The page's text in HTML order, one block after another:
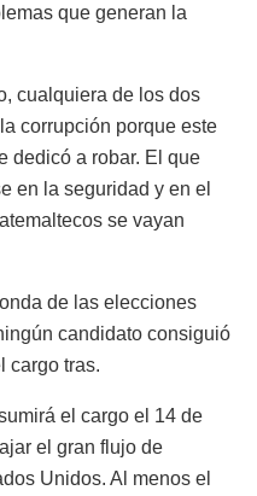
que generan la
cualquiera de los dos
corrupción porque este
dedicó a robar. El que
en la seguridad y en el
se vayan
de las elecciones
candidato consiguió
cargo tras.
el cargo el 14 de
el gran flujo de
Unidos. Al menos el